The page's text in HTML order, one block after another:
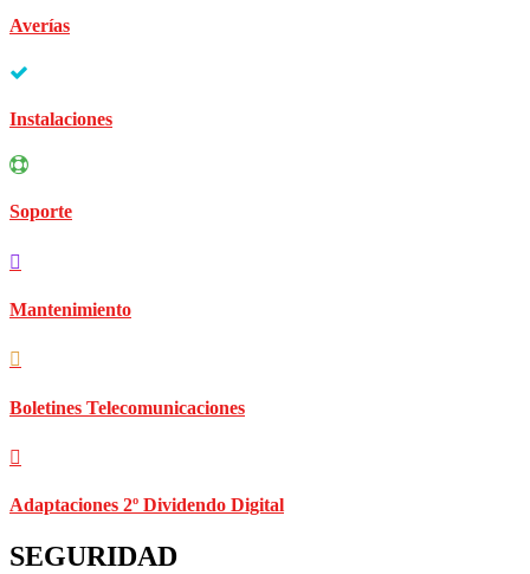
Averías
Instalaciones
Soporte
Mantenimiento
Boletines Telecomunicaciones
Adaptaciones 2º Dividendo Digital
SEGURIDAD